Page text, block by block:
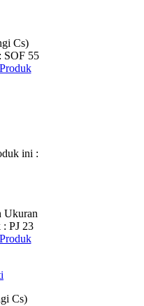
Cs)
SOF 55
ini :
Ukuran
PJ 23
Cs)